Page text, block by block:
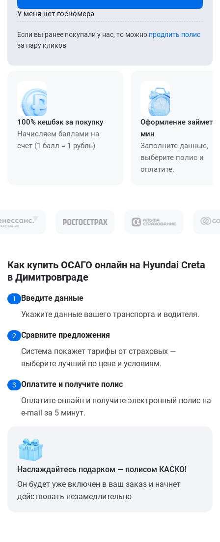
Если вы ранее покупали у нас, то можно продлить полис
за пару кликов
У меня нет госномера
100% кешбэк за покупку
Начисляем баллами на
счет (1 балл = 1 рубль)
Оформление займет
мин
Заполните данные,
выберите полис и
оплатите.
Как купить ОСАГО онлайн на Hyundai Creta
в Димитровграде
1
Введите данные
Укажите данные вашего транспорта и водителя.
2
Сравните предложения
Система покажет тарифы от страховых —
выберите лучший по цене и условиям.
3
Оплатите и получите полис
Оплатите онлайн и получите электронный полис на
e-mail за 5 минут.
Наслаждайтесь подарком — полисом КАСКО!
Он будет уже включен в ваш заказ и начнет
действовать незамедлительно